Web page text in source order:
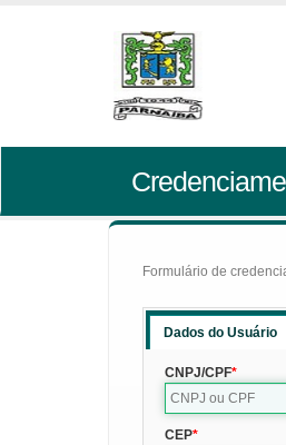
Formulário de
Dados do Usuário
CNPJ/CPF
CEP